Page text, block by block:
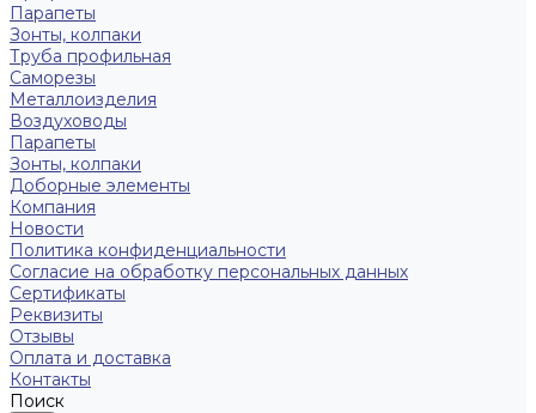
Парапеты
Зонты, колпаки
Труба профильная
Саморезы
Металлоизделия
Воздуховоды
Парапеты
Зонты, колпаки
Доборные элементы
Компания
Новости
Политика конфиденциальности
Согласие на обработку персональных данных
Сертификаты
Реквизиты
Отзывы
Оплата и доставка
Контакты
Поиск